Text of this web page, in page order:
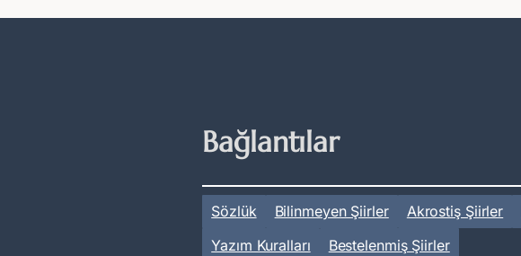
Bağlantılar
Sözlük Bilinmeyen Şiirler Akrostiş Şiirler
Yazım Kuralları
Bestelenmiş Şiirler